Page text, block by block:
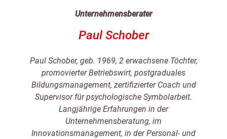
Paul Schober, geb. 1969, 2 erwachsene Töchter,
promovierter Betriebswirt, postgraduales
Bildungsmanagement, zertifizierter Coach und
Supervisor für psychologische Symbolarbeit.
Langjährige Erfahrungen in der
Unternehmensberatung, im
Innovationsmanagement, in der Personal- und
Paul Schober
Unternehmensberater